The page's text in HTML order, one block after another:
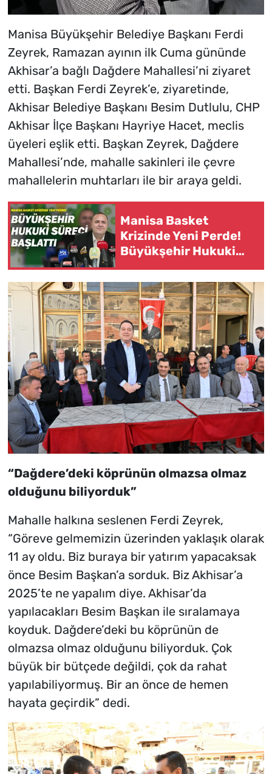
Manisa Büyükşehir Belediye Başkanı Ferdi
Zeyrek, Ramazan ayının ilk Cuma gününde
Akhisar’a bağlı Dağdere Mahallesi’ni ziyaret
etti. Başkan Ferdi Zeyrek’e, ziyaretinde,
Akhisar Belediye Başkanı Besim Dutlulu, CHP
Akhisar İlçe Başkanı Hayriye Hacet, meclis
üyeleri eşlik etti. Başkan Zeyrek, Dağdere
Mahallesi’nde, mahalle sakinleri ile çevre
mahallelerin muhtarları ile bir araya geldi.
Manisa Basket
Krizinde Yeni Perde!
Büyükşehir Hukuki
“Dağdere’deki köprünün olmazsa olmaz
olduğunu biliyorduk”
Mahalle halkına seslenen Ferdi Zeyrek,
“Göreve gelmemizin üzerinden yaklaşık olarak
11 ay oldu. Biz buraya bir yatırım yapacaksak
önce Besim Başkan’a sorduk. Biz Akhisar’a
2025’te ne yapalım diye. Akhisar’da
yapılacakları Besim Başkan ile sıralamaya
koyduk. Dağdere’deki bu köprünün de
olmazsa olmaz olduğunu biliyorduk. Çok
büyük bir bütçede değildi, çok da rahat
yapılabiliyormuş. Bir an önce de hemen
hayata geçirdik” dedi.